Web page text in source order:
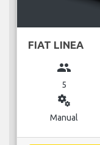
FIAT LINEA
group
5
miscellaneous_services
Manual